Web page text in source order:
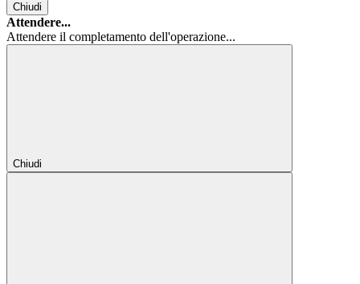
Chiudi
Attendere...
Attendere il completamento dell'operazione...
Chiudi